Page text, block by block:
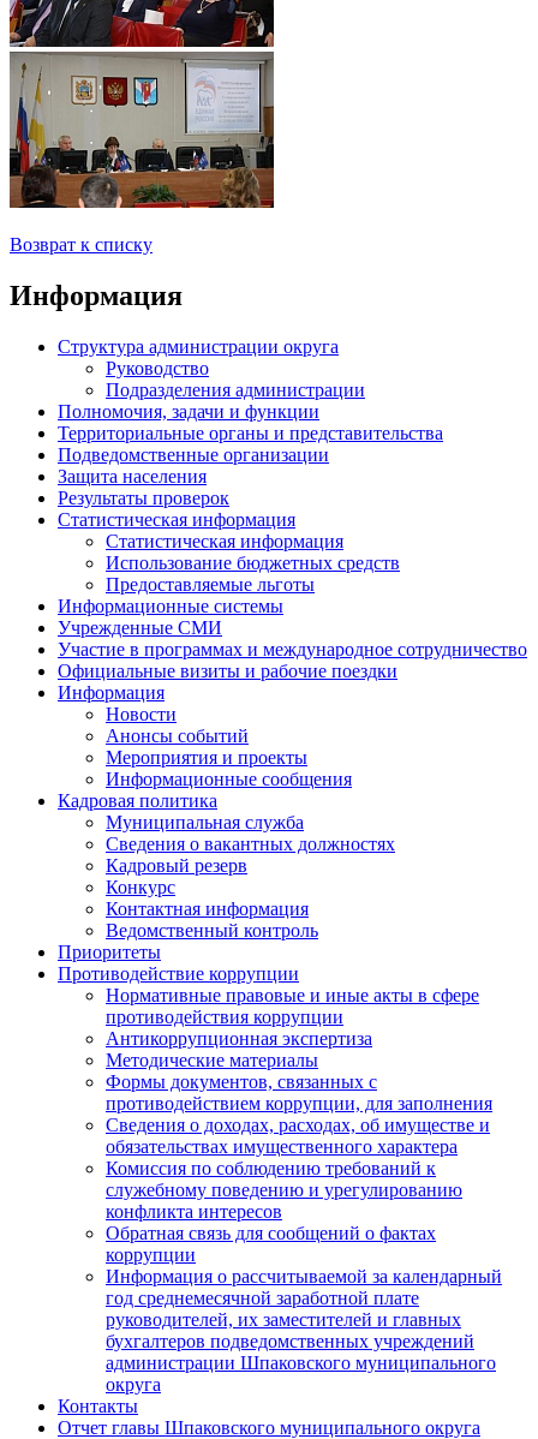
Возврат к списку
Информация
Структура администрации округа
Руководство
Подразделения администрации
Полномочия, задачи и функции
Территориальные органы и представительства
Подведомственные организации
Защита населения
Результаты проверок
Статистическая информация
Статистическая информация
Использование бюджетных средств
Предоставляемые льготы
Информационные системы
Учрежденные СМИ
Участие в программах и международное сотрудничество
Официальные визиты и рабочие поездки
Информация
Новости
Анонсы событий
Мероприятия и проекты
Информационные сообщения
Кадровая политика
Муниципальная служба
Сведения о вакантных должностях
Кадровый резерв
Конкурс
Контактная информация
Ведомственный контроль
Приоритеты
Противодействие коррупции
Нормативные правовые и иные акты в сфере
противодействия коррупции
Антикоррупционная экспертиза
Методические материалы
Формы документов, связанных с
противодействием коррупции, для заполнения
Сведения о доходах, расходах, об имуществе и
обязательствах имущественного характера
Комиссия по соблюдению требований к
служебному поведению и урегулированию
конфликта интересов
Обратная связь для сообщений о фактах
коррупции
Информация о рассчитываемой за календарный
год среднемесячной заработной плате
руководителей, их заместителей и главных
бухгалтеров подведомственных учреждений
администрации Шпаковского муниципального
округа
Контакты
Отчет главы Шпаковского муниципального округа